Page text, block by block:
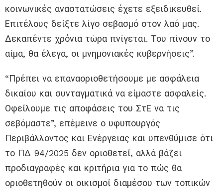
κοινωνικές αναστατώσεις έχετε εξειδικευθεί.
Επιτέλους δείξτε λίγο σεβασμό στον λαό μας.
Δεκαπέντε χρόνια τώρα πνίγεται. Του πίνουν το
αίμα, θα έλεγα, οι μνημονιακές κυβερνήσεις”.
“Πρέπει να επαναοριοθετήσουμε με ασφάλεια
δικαίου και συνταγματικά να είμαστε ασφαλείς.
Οφείλουμε τις αποφάσεις του ΣτΕ να τις
σεβόμαστε”, επέμεινε ο υφυπουργός
Περιβάλλοντος και Ενέργειας και υπενθύμισε ότι
το ΠΔ 94/2025 δεν οριοθετεί, αλλά βάζει
προδιαγραφές και κριτήρια για το πώς θα
οριοθετηθούν οι οικισμοί διαμέσου των τοπικών